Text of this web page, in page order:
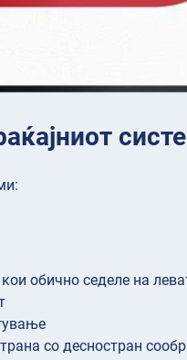
обично седеле на
со десностран